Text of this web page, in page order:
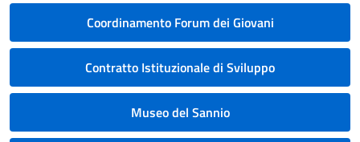
Coordinamento Forum dei Giovani
Contratto Istituzionale di Sviluppo
Museo del Sannio